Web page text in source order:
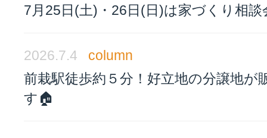
7月25日(土)・26日(日)は家づくり相談
2026.7.4
column
前栽駅徒歩約５分！好立地の分譲地が
す🏠